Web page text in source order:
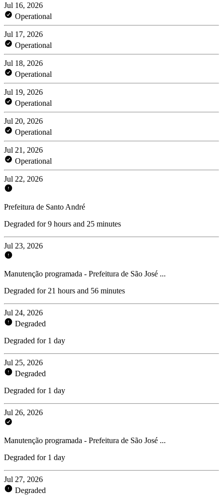
Jul 16, 2026
Operational
Jul 17, 2026
Operational
Jul 18, 2026
Operational
Jul 19, 2026
Operational
Jul 20, 2026
Operational
Jul 21, 2026
Operational
Jul 22, 2026
Prefeitura de Santo André
Degraded for 9 hours and 25 minutes
Jul 23, 2026
Manutenção programada - Prefeitura de São José ...
Degraded for 21 hours and 56 minutes
Jul 24, 2026
Degraded
Degraded for 1 day
Jul 25, 2026
Degraded
Degraded for 1 day
Jul 26, 2026
Manutenção programada - Prefeitura de São José ...
Degraded for 1 day
Jul 27, 2026
Degraded